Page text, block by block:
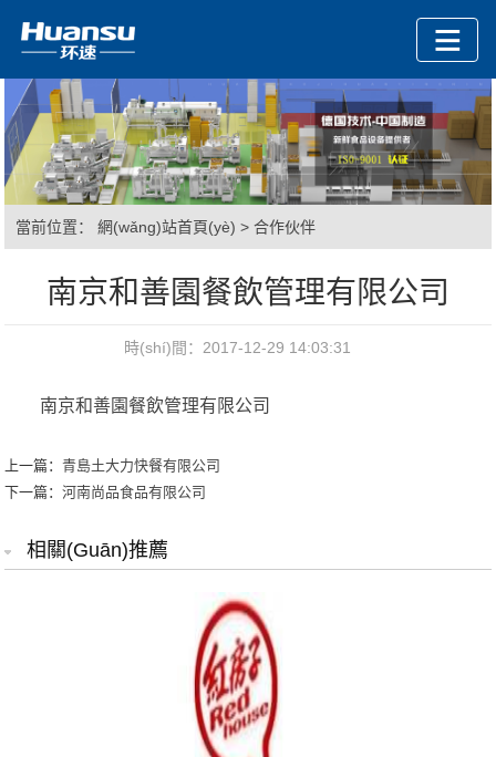
當前位置：網(wǎng)站首頁(yè) >合作伙伴
南京和善園餐飲管理有限公司
時(shí)間：2017-12-29 14:03:31
南京和善園餐飲管理有限公司
上一篇：青島土大力快餐有限公司
下一篇：河南尚品食品有限公司
相關(guān)推薦